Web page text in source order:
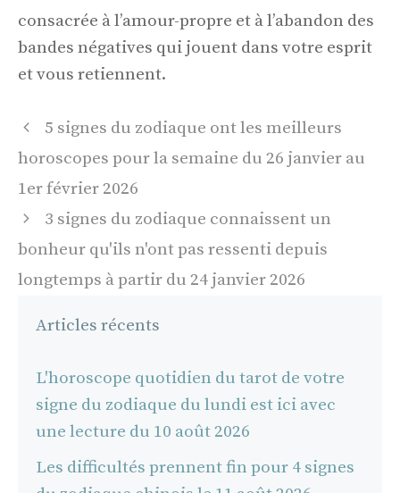
consacrée à l’amour-propre et à l’abandon des
bandes négatives qui jouent dans votre esprit
et vous retiennent.
Navigation
des
5 signes du zodiaque ont les meilleurs
horoscopes pour la semaine du 26 janvier au
1er février 2026
3 signes du zodiaque connaissent un
bonheur qu'ils n'ont pas ressenti depuis
longtemps à partir du 24 janvier 2026
Articles récents
L'horoscope quotidien du tarot de votre
signe du zodiaque du lundi est ici avec
une lecture du 10 août 2026
Les difficultés prennent fin pour 4 signes